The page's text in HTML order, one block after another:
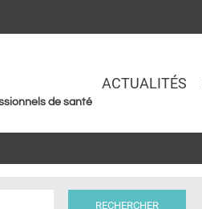
de santé
ACTUALITÉS